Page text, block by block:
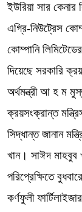
ইউরিয়া সার
এগ্রি-নিউট্রেস
কোম্পানি
দিয়েছে সরকারি
অর্থমন্ত্রী আ হ ম
ক্রয়সংক্রান্ত
সিদ্ধান্ত জানান
খান। সাঈদ মাহবুব
পরিপ্রেক্ষিতে
কর্ণফুলী